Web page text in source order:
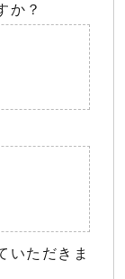
か？
いただきま